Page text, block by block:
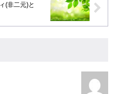
(非二元)と